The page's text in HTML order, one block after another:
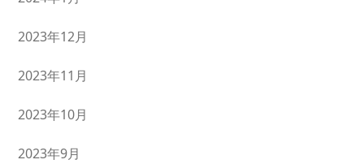
2023年12月
2023年11月
2023年10月
2023年9月